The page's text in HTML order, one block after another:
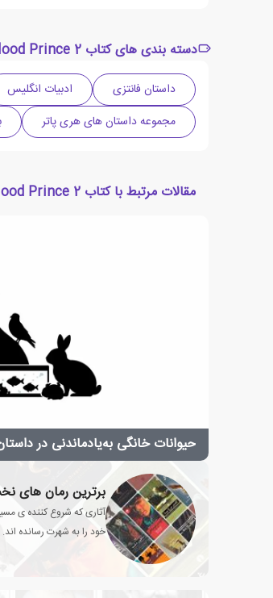
دسته بندی های کتاب Harry Potter and the Half-Blood Prince 2
داستان فانتزی ادبیات انگلیس
مجموعه داستان های هری پاتر
مقالات مرتبط با کتاب Harry Potter and the Half-Blood Prince 2
حیوانات خانگی به‌یادماندنی در
برترین رمان های
آثاری که شروع کننده ی
خود را به شهرت رسانده اند.